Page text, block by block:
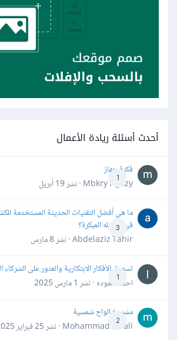
أحدث أسئلة ريادة الأعمال
1
فكرة جهاز
Mbkry Hgazy · نشر
19 أبريل
3
ما هي أفضل التقنيات الحديثة المستخدمة
في مراحله المبكرة؟
Abdelaziz Tahir · نشر
8 مارس
1
تسويق الأفكار الابتكارية والعثور على الشركاء
احمد حموده · نشر 1 مارس 2025
2
مشروع الواح شمسية
Mohammad Awali · نشر
25 فبراير 2025